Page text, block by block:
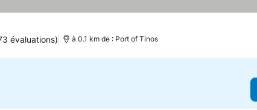
évaluations) à 0.1 km de : Port of Tinos